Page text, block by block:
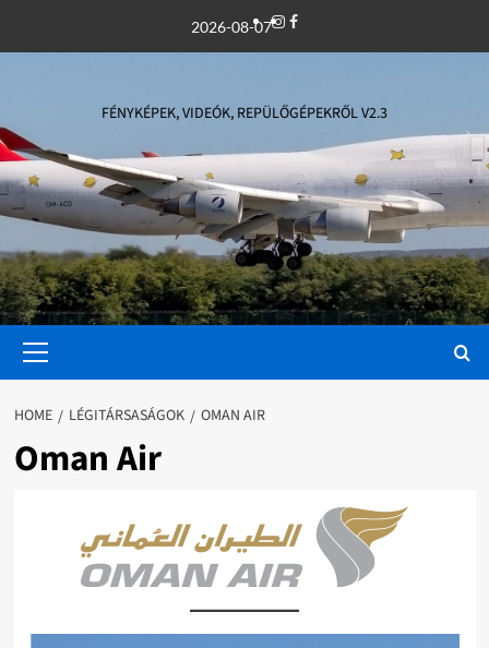
2026-08-07Instagram
Facebook
FÉNYKÉPEK, VIDEÓK, REPÜLŐGÉPEKRŐL V2.3
Menu
HOME LÉGITÁRSASÁGOK OMAN AIR
Oman Air